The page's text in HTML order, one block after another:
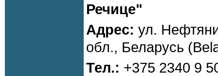
Речице"
Адрес: ул.
обл., Беларусь
Тел.: +375 2340 9